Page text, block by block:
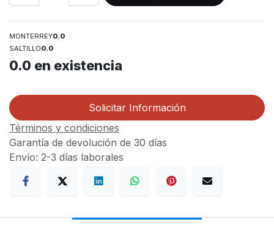
MONTERREY0.0
SALTILLO0.0
0.0 en existencia
Solicitar Información
Términos y condiciones
Garantía de devolución de 30 días
Envío: 2-3 días laborales